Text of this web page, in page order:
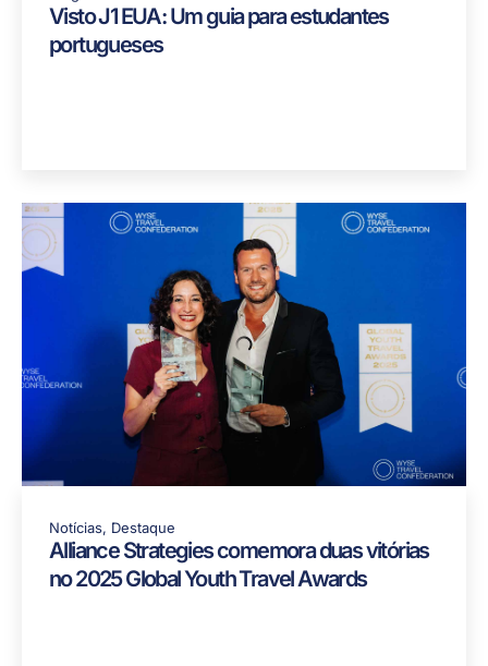
Visto J1 EUA: Um guia para estudantes
portugueses
Notícias, Destaque
Alliance Strategies comemora duas vitórias
no 2025 Global Youth Travel Awards